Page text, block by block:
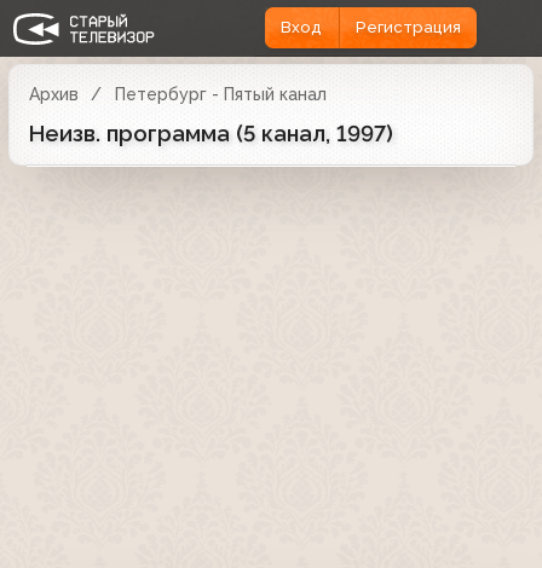
Вход Регистрация
Архив Петербург - Пятый канал
Неизв. программа (5 канал, 1997)